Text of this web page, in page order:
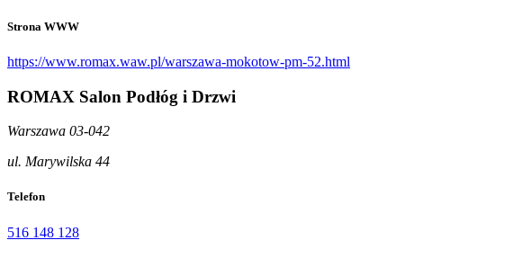
Strona WWW
https://www.romax.waw.pl/warszawa-mokotow-pm-52.html
ROMAX Salon Podłóg i Drzwi
Warszawa 03-042
ul. Marywilska 44
Telefon
516 148 128